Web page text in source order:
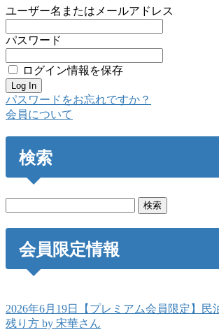
ユーザー名またはメールアドレス
パスワード
ログイン情報を保存
パスワードをお忘れですか？
会員について
検索
会員限定情報
2026年6月19日【プレミアム会員限定】民
残り方 by 宋華さん